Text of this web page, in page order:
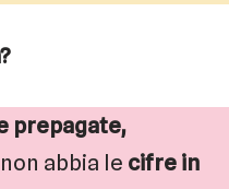
prepagate,
abbia le cifre in